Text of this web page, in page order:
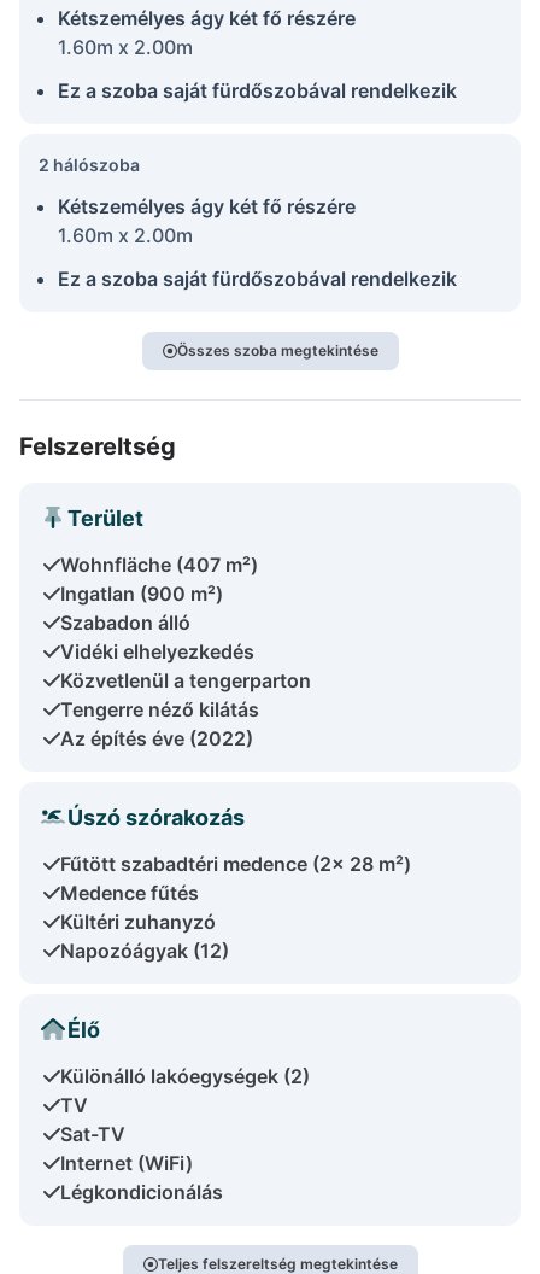
Kétszemélyes ágy két fő részére
1.60m x 2.00m
Ez a szoba saját fürdőszobával rendelkezik
2 hálószoba
Kétszemélyes ágy két fő részére
1.60m x 2.00m
Ez a szoba saját fürdőszobával rendelkezik
Összes szoba megtekintése
Felszereltség
Terület
Wohnfläche (407 m²)
Ingatlan (900 m²)
Szabadon álló
Vidéki elhelyezkedés
Közvetlenül a tengerparton
Tengerre néző kilátás
Az építés éve (2022)
Úszó szórakozás
Fűtött szabadtéri medence (2x 28 m²)
Medence fűtés
Kültéri zuhanyzó
Napozóágyak (12)
Élő
Különálló lakóegységek (2)
TV
Sat-TV
Internet (WiFi)
Légkondicionálás
Teljes felszereltség megtekintése